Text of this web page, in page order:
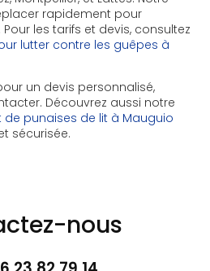
rapidement pour
les tarifs et devis, consultez
lutter contre les guêpes à
un devis personnalisé,
Découvrez aussi notre
punaises de lit à Mauguio
sécurisée.
nous